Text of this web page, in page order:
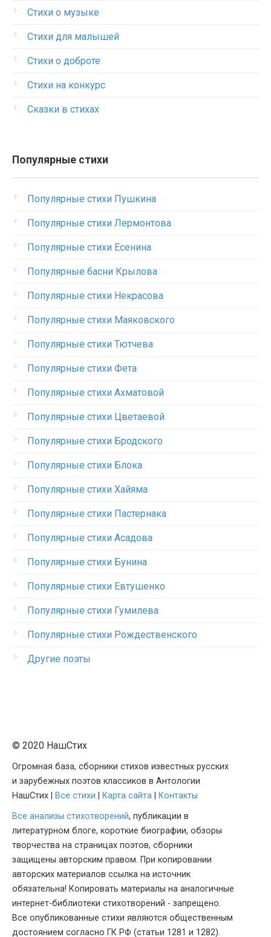
Стихи о музыке
Стихи для малышей
Стихи о доброте
Стихи на конкурс
Сказки в стихах
Популярные стихи
Популярные стихи Пушкина
Популярные стихи Лермонтова
Популярные стихи Есенина
Популярные басни Крылова
Популярные стихи Некрасова
Популярные стихи Маяковского
Популярные стихи Тютчева
Популярные стихи Фета
Популярные стихи Ахматовой
Популярные стихи Цветаевой
Популярные стихи Бродского
Популярные стихи Блока
Популярные стихи Хайяма
Популярные стихи Пастернака
Популярные стихи Асадова
Популярные стихи Бунина
Популярные стихи Евтушенко
Популярные стихи Гумилева
Популярные стихи Рождественского
Другие поэты
© 2020 НашСтих
Огромная база, сборники стихов известных русских
и зарубежных поэтов классиков в Антологии
НашСтих |
Все стихи Карта сайта
Контакты
Все анализы стихотворений, публикации в
литературном блоге, короткие биографии, обзоры
творчества на страницах поэтов, сборники
защищены авторским правом. При копировании
авторских материалов ссылка на источник
обязательна! Копировать материалы на аналогичные
интернет-библиотеки стихотворений - запрещено.
Все опубликованные стихи являются общественным
достоянием согласно ГК РФ (статьи 1281 и 1282).